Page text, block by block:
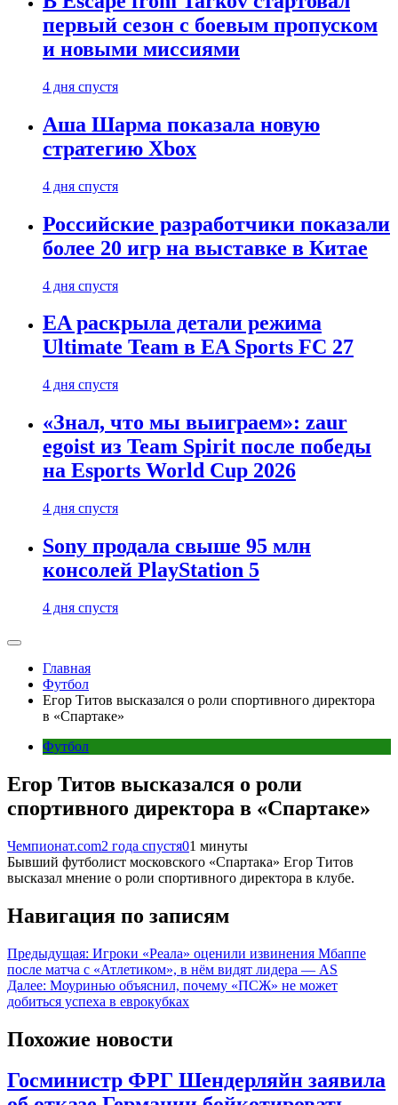
первый сезон с боевым пропуском
и новыми миссиями
4 дня спустя
Аша Шарма показала новую
стратегию Xbox
4 дня спустя
Российские разработчики показали
более 20 игр на выставке в Китае
4 дня спустя
EA раскрыла детали режима
Ultimate Team в EA Sports FC 27
4 дня спустя
«Знал, что мы выиграем»: zaur
egoist из Team Spirit после победы
на Esports World Cup 2026
4 дня спустя
Sony продала свыше 95 млн
консолей PlayStation 5
4 дня спустя
Главная
Футбол
Егор Титов высказался о роли спортивного директора
в «Спартаке»
Футбол
Егор Титов высказался о роли
спортивного директора в «Спартаке»
Чемпионат.com2 года спустя01 минуты
Бывший футболист московского «Спартака» Егор Титов
высказал мнение о роли спортивного директора в клубе.
Навигация по записям
Предыдущая: Игроки «Реала» оценили извинения Мбаппе
после матча с «Атлетиком», в нём видят лидера — AS
Далее: Моуринью объяснил, почему «ПСЖ» не может
добиться успеха в еврокубках
Похожие новости
Госминистр ФРГ Шендерляйн заявила